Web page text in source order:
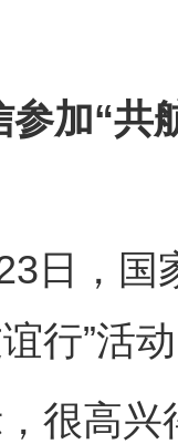
“共航
，国
行”活
高兴